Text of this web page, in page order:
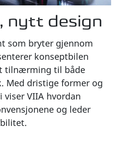
nytt design
som bryter gjennom
konseptbilen
tilnærming til både
Med dristige former og
VIIA hvordan
og leder